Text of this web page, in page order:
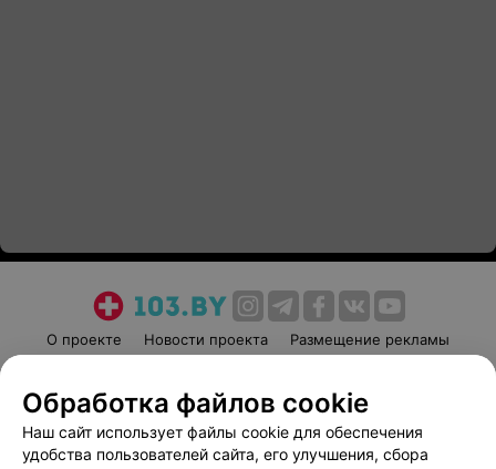
О проекте Новости проекта
Размещение рекламы
Пользовательское соглашение
Способы оплаты
Вакансии
Партнеры
Написать руководителю 103.by
Обработка файлов cookie
Наш сайт использует файлы cookie для обеспечения
удобства пользователей сайта, его улучшения, сбора